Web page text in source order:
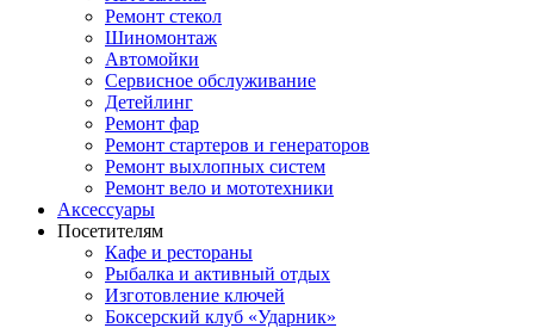
Ремонт стекол
Шиномонтаж
Автомойки
Сервисное обслуживание
Детейлинг
Ремонт фар
Ремонт стартеров и генераторов
Ремонт выхлопных систем
Ремонт вело и мототехники
Аксессуары
Посетителям
Кафе и рестораны
Рыбалка и активный отдых
Изготовление ключей
Боксерский клуб «Ударник»